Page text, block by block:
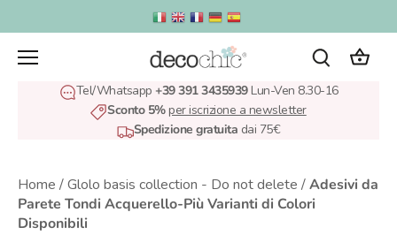
al
contenuto
Tel/Whatsapp +39 391 3435939Lun-Ven 8.30-16
Sconto 5%per iscrizione a newsletter
Spedizione gratuita dai 75€
Home /Glolo basis collection - Do not delete /Adesivi da
Parete Tondi Acquerello-Più Varianti di Colori
Disponibili